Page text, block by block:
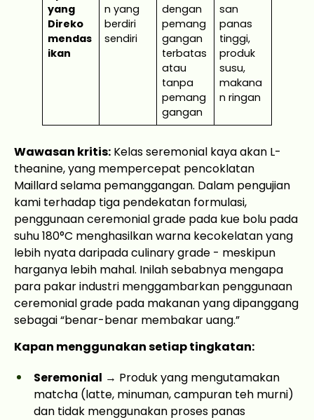
yang
Direko
mendas
ikan
n yang
berdiri
sendiri
dengan
pemang
gangan
terbatas
atau
tanpa
pemang
gangan
san
panas
tinggi,
produk
susu,
makana
n ringan
Wawasan kritis: Kelas seremonial kaya akan L-
theanine, yang mempercepat pencoklatan
Maillard selama pemanggangan. Dalam pengujian
kami terhadap tiga pendekatan formulasi,
penggunaan ceremonial grade pada kue bolu pada
suhu 180°C menghasilkan warna kecokelatan yang
lebih nyata daripada culinary grade - meskipun
harganya lebih mahal. Inilah sebabnya mengapa
para pakar industri menggambarkan penggunaan
ceremonial grade pada makanan yang dipanggang
sebagai “benar-benar membakar uang.”
Kapan menggunakan setiap tingkatan:
Seremonial → Produk yang mengutamakan
matcha (latte, minuman, campuran teh murni)
dan tidak menggunakan proses panas